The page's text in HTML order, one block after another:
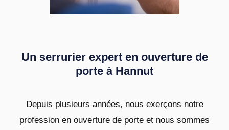
Un serrurier expert en ouverture de
porte à Hannut
Depuis plusieurs années, nous exerçons notre
profession en ouverture de porte et nous sommes